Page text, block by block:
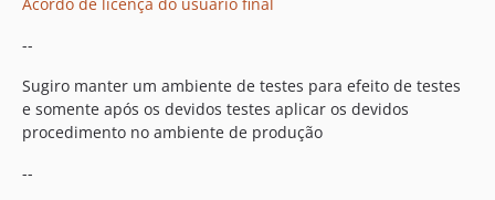
--
Sugiro manter um ambiente de testes para efeito de testes
e somente após os devidos testes aplicar os devidos
procedimento no ambiente de produção
--